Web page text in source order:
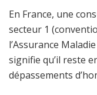
En France, une
secteur 1
l’Assurance
signifie qu’il reste
dépassements